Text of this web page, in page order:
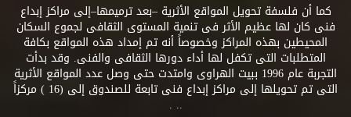
كما أن فلسفة تحويل المواقع الأثرية –بعد ترميمها–إلى مراكز إبداع
فنى كان لها عظيم الأثر فى تنمية المستوى الثقافى لجموع السكان
المحيطين بهذه المراكز وخصوصاً أنه تم إمداد هذه المواقع بكافة
المتطلبات التى تكفل لها أداء دورها الثقافى والفنى. وقد بدأت
التجربة عام 1996 ببيت الهراوى وامتدت حتى وصل عدد المواقع الأثرية
التى تم تحويلها إلى مراكز إبداع فنى تابعة للصندوق إلى (16 ) مركزاً
.. .